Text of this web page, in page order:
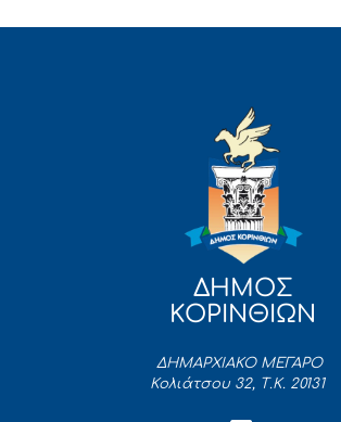
ΔΗΜΟΣ
ΚΟΡΙΝΘΙΩΝ
ΔΗΜΑΡΧΙΑΚΟ ΜΕΓΑΡΟ
Κολιάτσου 32, Τ.Κ. 20131